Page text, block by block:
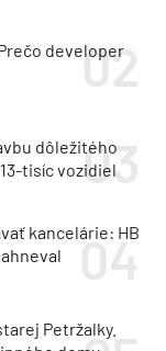
developer
dôležitého
tisíc vozidiel
kancelárie: HB
Petržalky.